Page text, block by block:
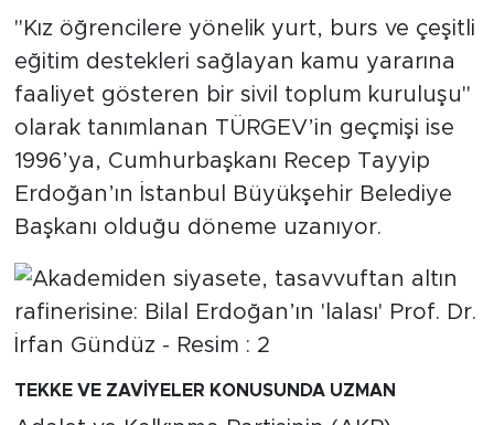
"Kız öğrencilere yönelik yurt, burs ve çeşitli
eğitim destekleri sağlayan kamu yararına
faaliyet gösteren bir sivil toplum kuruluşu"
olarak tanımlanan TÜRGEV’in geçmişi ise
1996’ya, Cumhurbaşkanı Recep Tayyip
Erdoğan’ın İstanbul Büyükşehir Belediye
Başkanı olduğu döneme uzanıyor.
TEKKE VE ZAVİYELER KONUSUNDA UZMAN